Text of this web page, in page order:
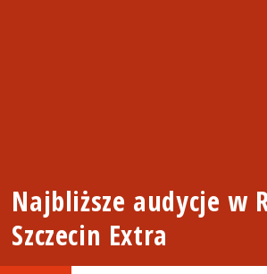
Najbliższe audycje w
Szczecin Extra